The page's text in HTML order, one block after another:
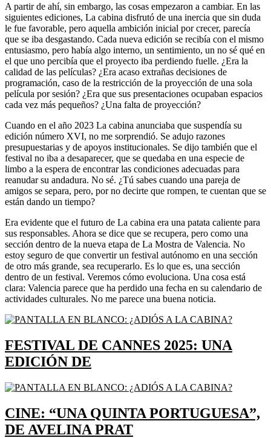
A partir de ahí, sin embargo, las cosas empezaron a cambiar. En las
siguientes ediciones, La cabina disfrutó de una inercia que sin duda
le fue favorable, pero aquella ambición inicial por crecer, parecía
que se iba desgastando. Cada nueva edición se recibía con el mismo
entusiasmo, pero había algo interno, un sentimiento, un no sé qué en
el que uno percibía que el proyecto iba perdiendo fuelle. ¿Era la
calidad de las películas? ¿Era acaso extrañas decisiones de
programación, caso de la restricción de la proyección de una sola
película por sesión? ¿Era que sus presentaciones ocupaban espacios
cada vez más pequeños? ¿Una falta de proyección?
Cuando en el año 2023 La cabina anunciaba que suspendía su
edición número XVI, no me sorprendió. Se adujo razones
presupuestarias y de apoyos institucionales. Se dijo también que el
festival no iba a desaparecer, que se quedaba en una especie de
limbo a la espera de encontrar las condiciones adecuadas para
reanudar su andadura. No sé. ¿Tú sabes cuando una pareja de
amigos se separa, pero, por no decirte que rompen, te cuentan que se
están dando un tiempo?
Era evidente que el futuro de La cabina era una patata caliente para
sus responsables. Ahora se dice que se recupera, pero como una
sección dentro de la nueva etapa de La Mostra de Valencia. No
estoy seguro de que convertir un festival autónomo en una sección
de otro más grande, sea recuperarlo. Es lo que es, una sección
dentro de un festival. Veremos cómo evoluciona. Una cosa está
clara: Valencia parece que ha perdido una fecha en su calendario de
actividades culturales. No me parece una buena noticia.
FESTIVAL DE CANNES 2025: UNA
EDICIÓN DE
CINE: “UNA QUINTA PORTUGUESA”,
DE AVELINA PRAT